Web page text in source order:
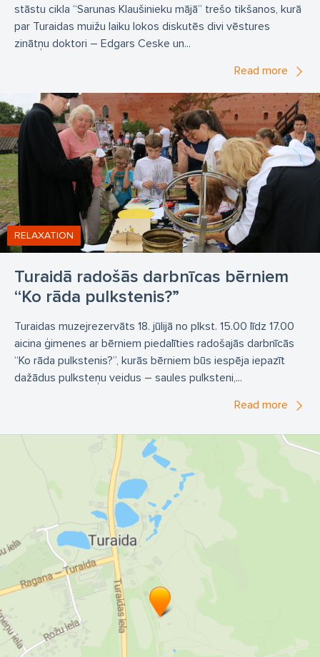
stāstu cikla “Sarunas Klaušinieku mājā” trešo tikšanos, kurā
par Turaidas muižu laiku lokos diskutēs divi vēstures
zinātņu doktori – Edgars Ceske un...
Read more
Turaidā radošās darbnīcas bērniem
“Ko rāda pulkstenis?”
RELAXATION
Turaidas muzejrezervāts 18. jūlijā no plkst. 15.00 līdz 17.00
aicina ģimenes ar bērniem piedalīties radošajās darbnīcās
“Ko rāda pulkstenis?”, kurās bērniem būs iespēja iepazīt
dažādus pulksteņu veidus – saules pulksteni,...
Read more